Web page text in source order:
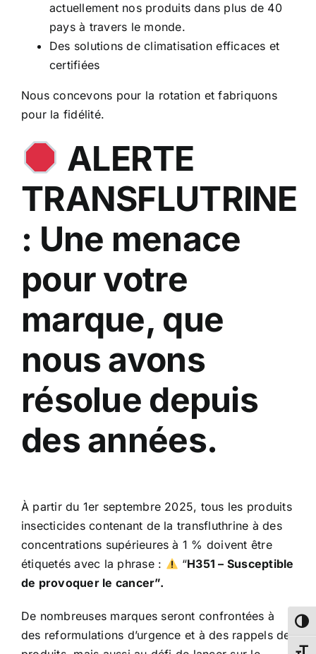
actuellement nos produits dans plus de 40
pays à travers le monde.
Des solutions de climatisation efficaces et
certifiées
Nous concevons pour la rotation et fabriquons
pour la fidélité.
ALERTE
TRANSFLUTRINE
: Une menace
pour votre
marque, que
nous avons
résolue depuis
des années.
À partir du 1er septembre 2025, tous les produits
insecticides contenant de la transfluthrine à des
concentrations supérieures à 1 % doivent être
étiquetés avec la phrase :
“H351 – Susceptible
de provoquer le cancer”.
De nombreuses marques seront confrontées à
des reformulations d’urgence et à des rappels de